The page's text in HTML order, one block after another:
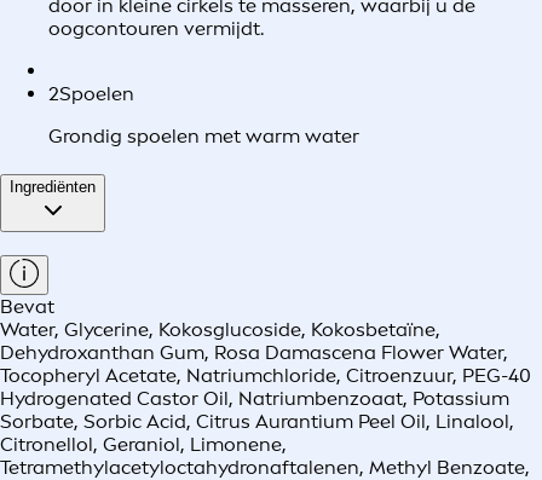
door in kleine cirkels te masseren, waarbij u de
oogcontouren vermijdt.
2Spoelen
Grondig spoelen met warm water
Ingrediënten
Bevat
Water, Glycerine, Kokosglucoside, Kokosbetaïne,
Dehydroxanthan Gum, Rosa Damascena Flower Water,
Tocopheryl Acetate, Natriumchloride, Citroenzuur, PEG-40
Hydrogenated Castor Oil, Natriumbenzoaat, Potassium
Sorbate, Sorbic Acid, Citrus Aurantium Peel Oil, Linalool,
Citronellol, Geraniol, Limonene,
Tetramethylacetyloctahydronaftalenen, Methyl Benzoate,